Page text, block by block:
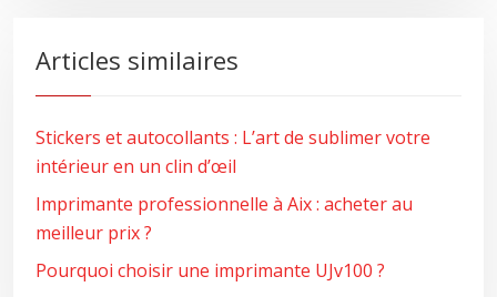
Articles similaires
Stickers et autocollants : L’art de sublimer votre
intérieur en un clin d’œil
Imprimante professionnelle à Aix : acheter au
meilleur prix ?
Pourquoi choisir une imprimante UJv100 ?